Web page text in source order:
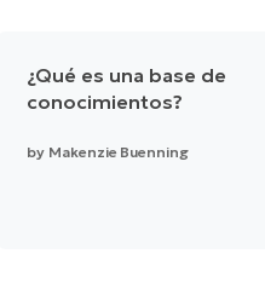
¿Qué es una base de
conocimientos?
by Makenzie Buenning